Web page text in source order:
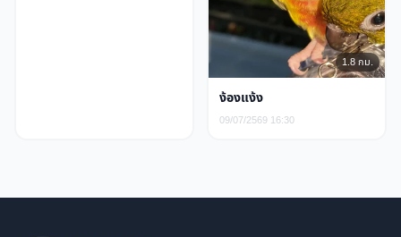
1.8 กม.
ง้องแง้ง
09/07/2569 16:30